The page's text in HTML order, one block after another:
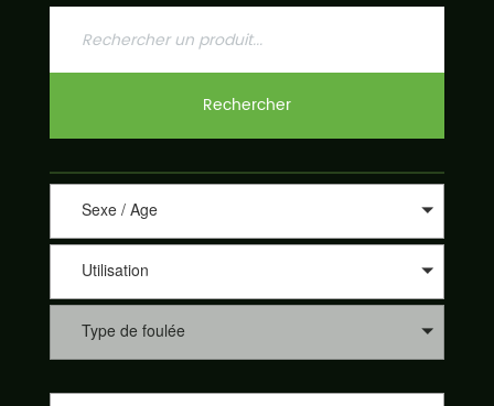
Rechercher
Sexe / Age
Utilisation
Type de foulée